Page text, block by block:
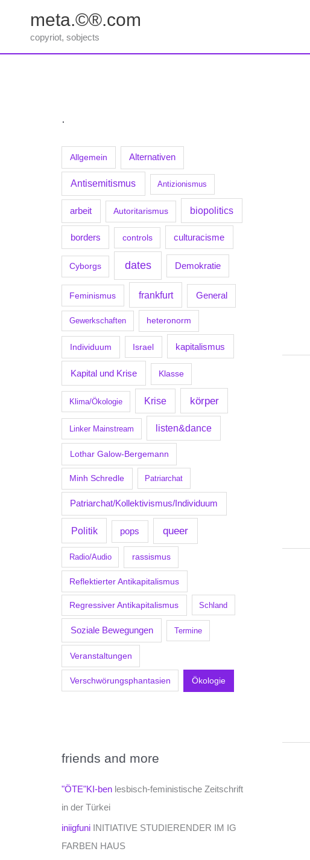
springen
meta.©®.com
copyriot, sobjects
.
Allgemein Alternativen
Antisemitismus Antizionismus
arbeit Autoritarismus biopolitics
borders controls culturacisme
Cyborgs dates Demokratie
Feminismus frankfurt General
Gewerkschaften heteronorm
Individuum Israel kapitalismus
Kapital und Krise Klasse
Klima/Ökologie Krise körper
Linker Mainstream listen&dance
Lothar Galow-Bergemann
Minh Schredle Patriarchat
Patriarchat/Kollektivismus/Individuum
Politik pops queer
Radio/Audio rassismus
Reflektierter Antikapitalismus
Regressiver Antikapitalismus Schland
Soziale Bewegungen Termine
Veranstaltungen
Verschwörungsphantasien Ökologie
friends and more
"ÖTE"KI-ben lesbisch-feministische Zeitschrift
in der Türkei
iniigfuni INITIATIVE STUDIERENDER IM IG
FARBEN HAUS